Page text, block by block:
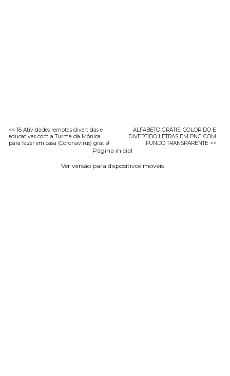
<< 16 Atividades remotas divertidas e
educativas com a Turma da Mônica
para fazer em casa (Coronavírus) grátis!
ALFABETO GRÁTIS: COLORIDO E
DIVERTIDO LETRAS EM PNG COM
FUNDO TRANSPARENTE >>
Página inicial
Ver versão para dispositivos móveis